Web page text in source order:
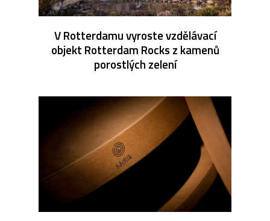
V Rotterdamu vyroste vzdělávací
objekt Rotterdam Rocks z kamenů
porostlých zelení